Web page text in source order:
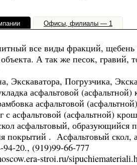
Офисы, филиалы — 1
все виды фракций,
А так же песок,
Экскаватора, Погрузчика,
асфальтовой
асфальтовой
с асфальтовой (асфальтной)
асфальтовый, образующийся
покрытий . Асфальтовый скол,
94-20., (919)99-66-777
stroi.ru/